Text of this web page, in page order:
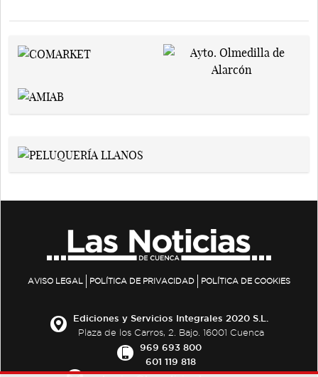
AVISO LEGAL POLÍTICA DE PRIVACIDAD POLÍTICA DE COOKIES
Ediciones y Servicios Integrales 2020 S.L.
Plaza de los Carros, 2. Bajo. 16001 Cuenca
969 693 800
601 119 818